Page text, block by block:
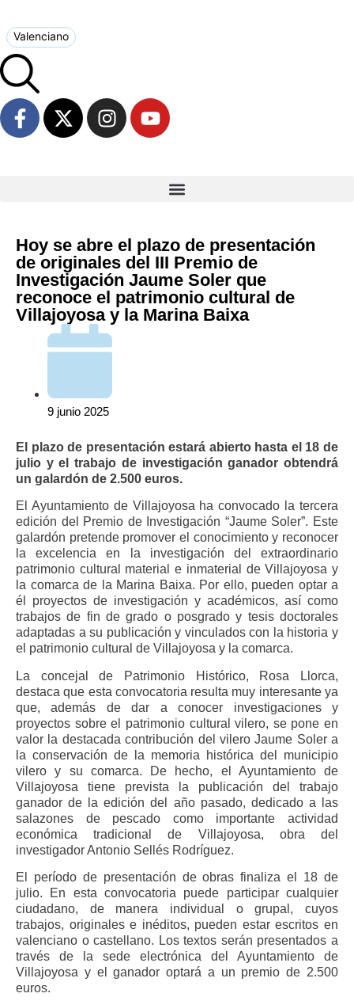
Valenciano
Hoy se abre el plazo de presentación
de originales del III Premio de
Investigación Jaume Soler que
reconoce el patrimonio cultural de
Villajoyosa y la Marina Baixa
9 junio 2025
El plazo de presentación estará abierto hasta el 18 de
julio y el trabajo de investigación ganador obtendrá
un galardón de 2.500 euros.
El Ayuntamiento de Villajoyosa ha convocado la tercera
edición del Premio de Investigación “Jaume Soler”. Este
galardón pretende promover el conocimiento y reconocer
la excelencia en la investigación del extraordinario
patrimonio cultural material e inmaterial de Villajoyosa y
la comarca de la Marina Baixa. Por ello, pueden optar a
él proyectos de investigación y académicos, así como
trabajos de fin de grado o posgrado y tesis doctorales
adaptadas a su publicación y vinculados con la historia y
el patrimonio cultural de Villajoyosa y la comarca.
La concejal de Patrimonio Histórico, Rosa Llorca,
destaca que esta convocatoria resulta muy interesante ya
que, además de dar a conocer investigaciones y
proyectos sobre el patrimonio cultural vilero, se pone en
valor la destacada contribución del vilero Jaume Soler a
la conservación de la memoria histórica del municipio
vilero y su comarca. De hecho, el Ayuntamiento de
Villajoyosa tiene prevista la publicación del trabajo
ganador de la edición del año pasado, dedicado a las
salazones de pescado como importante actividad
económica tradicional de Villajoyosa, obra del
investigador Antonio Sellés Rodríguez.
El período de presentación de obras finaliza el 18 de
julio. En esta convocatoria puede participar cualquier
ciudadano, de manera individual o grupal, cuyos
trabajos, originales e inéditos, pueden estar escritos en
valenciano o castellano. Los textos serán presentados a
través de la sede electrónica del Ayuntamiento de
Villajoyosa y el ganador optará a un premio de 2.500
euros.